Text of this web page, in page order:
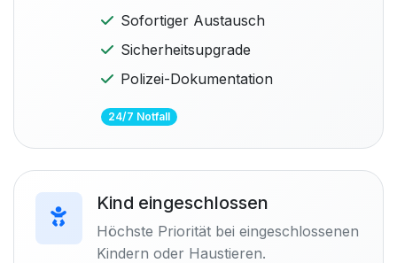
Sofortiger Austausch
Sicherheitsupgrade
Polizei-Dokumentation
24/7 Notfall
Kind eingeschlossen
Höchste Priorität bei eingeschlossenen
Kindern oder Haustieren.